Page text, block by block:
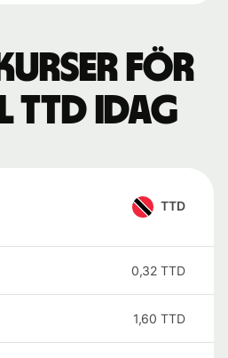
för
TTD idag
TTD
0,32 TTD
1,60 TTD